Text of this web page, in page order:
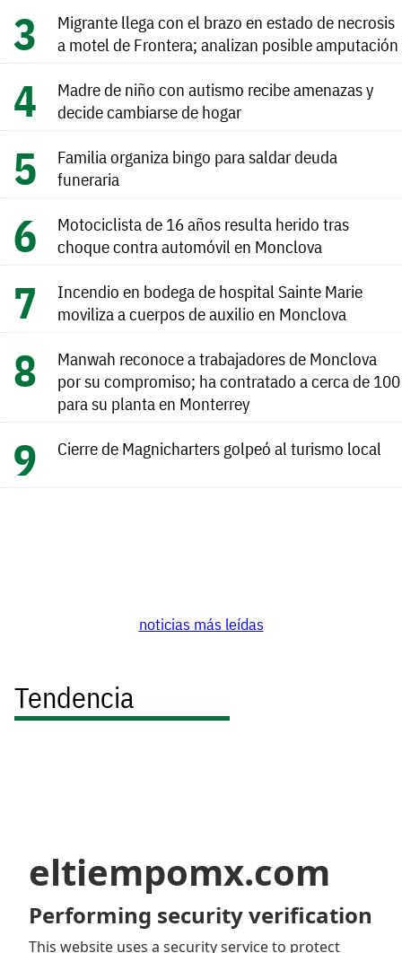
Migrante llega con el brazo en estado de necrosis
a motel de Frontera; analizan posible amputación
Madre de niño con autismo recibe amenazas y
decide cambiarse de hogar
Familia organiza bingo para saldar deuda
funeraria
Motociclista de 16 años resulta herido tras
choque contra automóvil en Monclova
Incendio en bodega de hospital Sainte Marie
moviliza a cuerpos de auxilio en Monclova
Manwah reconoce a trabajadores de Monclova
por su compromiso; ha contratado a cerca de 100
para su planta en Monterrey
Cierre de Magnicharters golpeó al turismo local
noticias más leídas
Tendencia